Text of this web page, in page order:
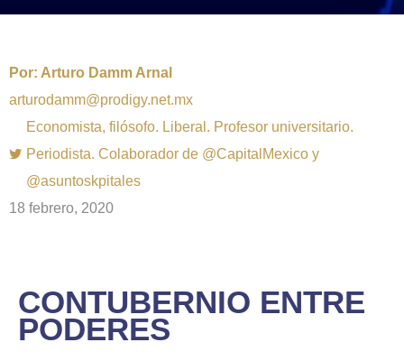
Por: Arturo Damm Arnal
arturodamm@prodigy.net.mx
Economista, filósofo. Liberal. Profesor universitario.
Periodista. Colaborador de @CapitalMexico y
@asuntoskpitales
18 febrero, 2020
CONTUBERNIO ENTRE
PODERES